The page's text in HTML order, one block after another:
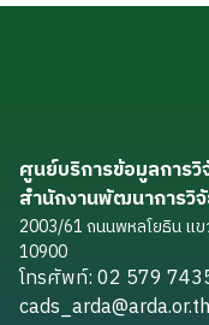
ศูนย์บริการข้อมูลการวิ
สำนักงานพัฒนาการวิ
2003/61 ถนนพหลโยธิน แ
10900
โทรศัพท์: 02 579
cads_arda@arda.or.th